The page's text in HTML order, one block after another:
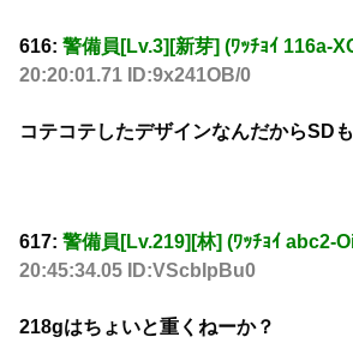
616: 警備員[Lv.3][新芽] (ﾜｯﾁｮｲ 116a-
20:20:01.71 ID:9x241OB/0
コテコテしたデザインなんだからSD
617: 警備員[Lv.219][林] (ﾜｯﾁｮｲ abc2-
20:45:34.05 ID:VScbIpBu0
218gはちょいと重くねーか？